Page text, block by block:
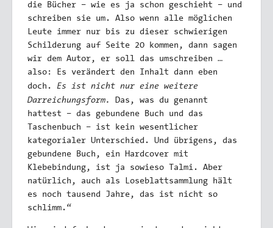
die Bücher – wie es ja schon geschieht – und
schreiben sie um. Also wenn alle möglichen
Leute immer nur bis zu dieser schwierigen
Schilderung auf Seite 20 kommen, dann sagen
wir dem Autor, er soll das umschreiben …
also: Es verändert den Inhalt dann eben
doch. Es ist nicht nur eine weitere
Darreichungsform.
Das, was du genannt
hattest – das gebundene Buch und das
Taschenbuch – ist kein wesentlicher
kategorialer Unterschied. Und übrigens, das
gebundene Buch, ein Hardcover mit
Klebebindung, ist ja sowieso Talmi. Aber
natürlich, auch als Loseblattsammlung hält
es noch tausend Jahre, das ist nicht so
schlimm.“